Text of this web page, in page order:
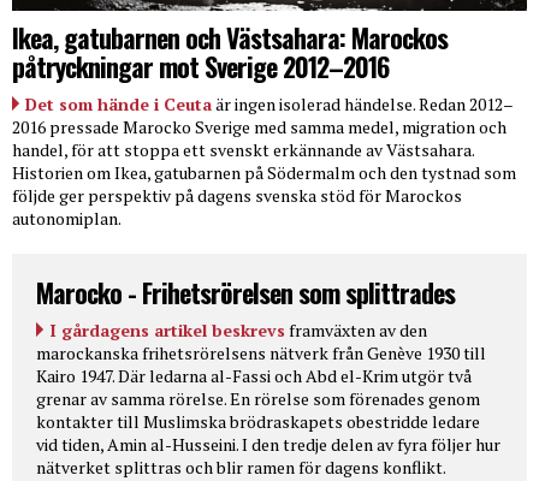
Ikea, gatubarnen och Västsahara: Marockos
påtryckningar mot Sverige 2012–2016
Det som hände i Ceutaär ingen isolerad händelse. Redan 2012–
2016 pressade Marocko Sverige med samma medel, migration och
handel, för att stoppa ett svenskt erkännande av Västsahara.
Historien om Ikea, gatubarnen på Södermalm och den tystnad som
följde ger perspektiv på dagens svenska stöd för Marockos
autonomiplan.
Marocko - Frihetsrörelsen som splittrades
I gårdagens artikel beskrevs framväxten av den
marockanska frihetsrörelsens nätverk från Genève 1930 till
Kairo 1947. Där ledarna al-Fassi och Abd el-Krim utgör två
grenar av samma rörelse. En rörelse som förenades genom
kontakter till Muslimska brödraskapets obestridde ledare
vid tiden, Amin al-Husseini. I den tredje delen av fyra följer hur
nätverket splittras och blir ramen för dagens konflikt.